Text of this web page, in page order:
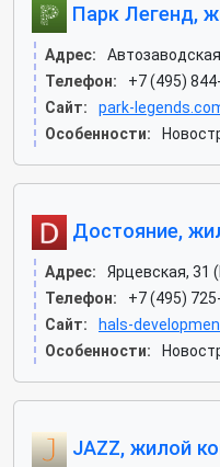
Парк Легенд,
Адрес:
Телефон:
+7 (495)
Сайт:
park-
Особенности:
Достояние,
Адрес:
Ярцевская, 31
Телефон:
+7 (495)
Сайт:
hals-
Особенности:
JAZZ, жилой